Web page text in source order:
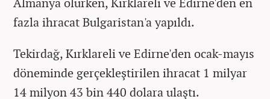
fazla ihracat Bulgaristan'a yapıldı.
Tekirdağ, Kırklareli ve Edirne'den ocak-mayıs
döneminde gerçekleştirilen ihracat 1 milyar
14 milyon 43 bin 440 dolara ulaştı.